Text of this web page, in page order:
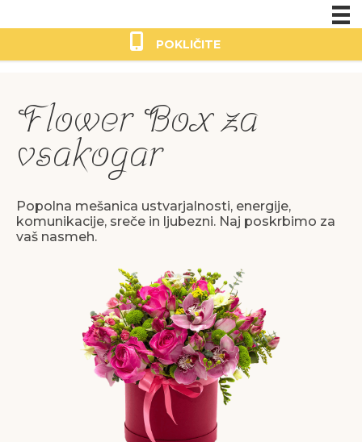
to
POKLIČITE
Flower Box za
vsakogar
Popolna mešanica ustvarjalnosti, energije,
komunikacije, sreče in ljubezni. Naj poskrbimo za
vaš nasmeh.